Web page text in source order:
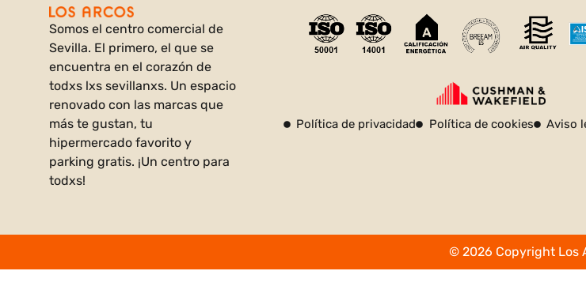
Somos el centro comercial de
Sevilla. El primero, el que se
encuentra en el corazón de
todxs lxs sevillanxs. Un espacio
renovado con las marcas que
más te gustan, tu
hipermercado favorito y
parking gratis. ¡Un centro para
todxs!
Política de privacidad Política de cookies Aviso
© 2026 Copyright Los